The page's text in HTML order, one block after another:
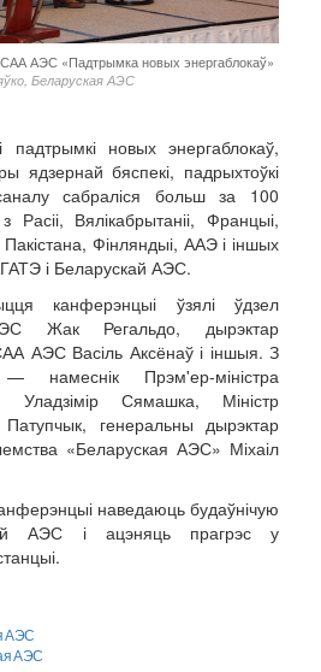
АЭС «Падтрымка новых энергаблокаў»
Беларуская АЭС
падтрымкі новых энергаблокаў,
ядзернай бяспекі, падрыхтоўкі
сабраліся больш за 100
Вялікабрытаніі, Францыі,
Пакістана, Фінляндыі, ААЭ і іншых
і Беларускай АЭС.
канферэнцыі ўзялі ўдзел
Жак Регальдо, дырэктар
АЭС Васіль Аксёнаў і іншыя. З
намеснік Прэм'ер-міністра
Уладзімір Сямашка, Міністр
Патупчык, генеральны дырэктар
«Беларуская АЭС» Міхаіл
наведаюць будаўнічую
АЭС і ацэняць прагрэс у
АЭС
АЭС